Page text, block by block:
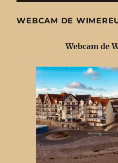
WEBCAM DE
Webcam de